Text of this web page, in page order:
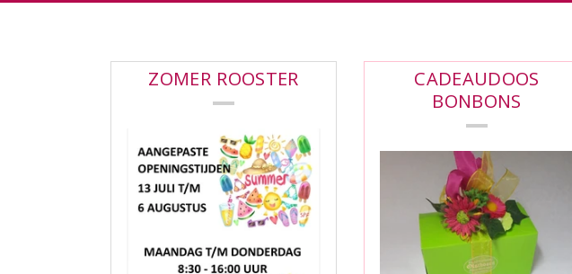
ZOMER ROOSTER CADEAUDOOS
BONBONS